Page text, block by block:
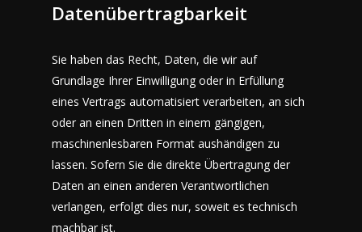
Datenübertragbarkeit
Sie haben das Recht, Daten, die wir auf
Grundlage Ihrer Einwilligung oder in Erfüllung
eines Vertrags automatisiert verarbeiten, an sich
oder an einen Dritten in einem gängigen,
maschinenlesbaren Format aushändigen zu
lassen. Sofern Sie die direkte Übertragung der
Daten an einen anderen Verantwortlichen
verlangen, erfolgt dies nur, soweit es technisch
machbar ist.